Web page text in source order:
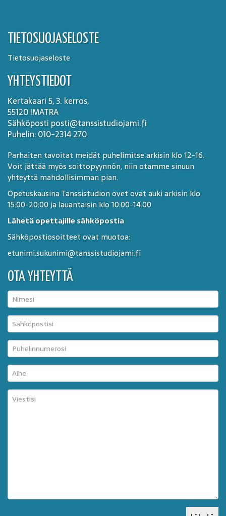
TIETOSUOJASELOSTE
Tietosuojaseloste
YHTEYSTIEDOT
Kertakaari 5, 3. kerros,
55120 IMATRA
Sähköposti posti@tanssistudiojami.fi
Puhelin: 010-2314 270
Parhaiten tavoitat meidät puhelimitse arkisin klo 12-16.
Voit jättää myös soittopyynnön, niin otamme sinuun
yhteyttä mahdollisimman pian.
Opetuskausina Tanssistudion ovet ovat auki arkisin klo
15:00-20:00 ja lauantaisin klo 10:00-14.00
Lähetä opettajille sähköpostia
Sähköpostiosoitteet ovat muotoa:
etunimi.sukunimi@tanssistudiojami.fi
OTA YHTEYTTÄ